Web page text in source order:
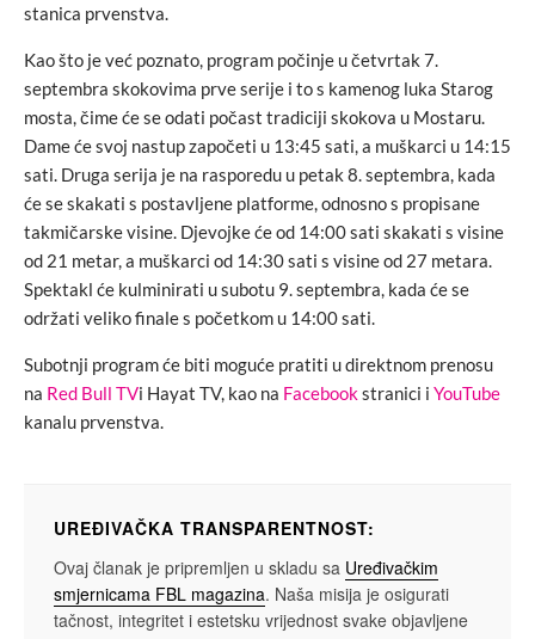
stanica prvenstva.
Kao što je već poznato, program počinje u četvrtak 7.
septembra skokovima prve serije i to s kamenog luka Starog
mosta, čime će se odati počast tradiciji skokova u Mostaru.
Dame će svoj nastup započeti u 13:45 sati, a muškarci u 14:15
sati. Druga serija je na rasporedu u petak 8. septembra, kada
će se skakati s postavljene platforme, odnosno s propisane
takmičarske visine. Djevojke će od 14:00 sati skakati s visine
od 21 metar, a muškarci od 14:30 sati s visine od 27 metara.
Spektakl će kulminirati u subotu 9. septembra, kada će se
održati veliko finale s početkom u 14:00 sati.
Subotnji program će biti moguće pratiti u direktnom prenosu
na Red Bull TVi Hayat TV, kao na Facebookstranici i YouTube
kanalu prvenstva.
UREĐIVAČKA TRANSPARENTNOST:
Ovaj članak je pripremljen u skladu sa Uređivačkim
smjernicama FBL magazina. Naša misija je osigurati
tačnost, integritet i estetsku vrijednost svake objavljene